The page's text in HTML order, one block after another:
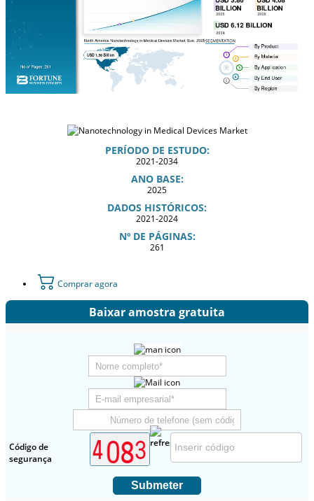
PERÍODO DE ESTUDO:
2021-2034
ANO BASE:
2025
DADOS HISTÓRICOS:
2021-2024
Nº DE PÁGINAS:
261
Comprar agora
Baixar amostra gratuita
Código de
segurança
Submeter